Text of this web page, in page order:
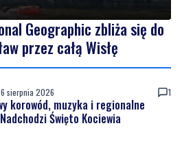
Geographic zbliża się do
przez całą Wisłę
sierpnia 2026 1
korowód, muzyka i regionalne
Święto Kociewia